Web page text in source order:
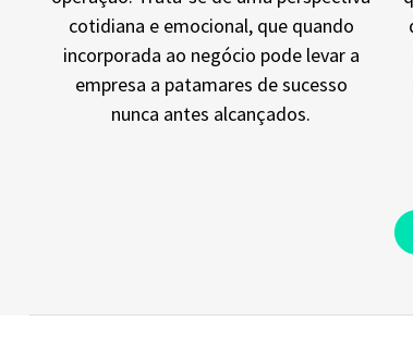
cotidiana e emocional, que quando
incorporada ao negócio pode levar a
empresa a patamares de sucesso
nunca antes alcançados.